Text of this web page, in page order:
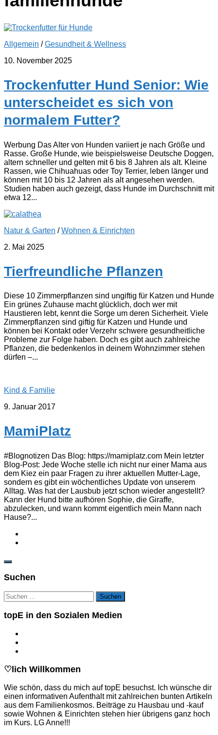
Allgemein /Gesundheit & Wellness
10. November 2025
Trockenfutter Hund Senior: Wie
unterscheidet es sich von
normalem Futter?
Werbung Das Alter von Hunden variiert je nach Größe und
Rasse. Große Hunde, wie beispielsweise Deutsche Doggen,
altern schneller und gelten mit 6 bis 8 Jahren als alt. Kleine
Rassen, wie Chihuahuas oder Toy Terrier, leben länger und
können mit 10 bis 12 Jahren als alt angesehen werden.
Studien haben auch gezeigt, dass Hunde im Durchschnitt mit
etwa 12...
Natur & Garten /Wohnen & Einrichten
2. Mai 2025
Tierfreundliche Pflanzen
Diese 10 Zimmerpflanzen sind ungiftig für Katzen und Hunde
Ein grünes Zuhause macht glücklich, doch wer mit
Haustieren lebt, kennt die Sorge um deren Sicherheit. Viele
Zimmerpflanzen sind giftig für Katzen und Hunde und
können bei Kontakt oder Verzehr schwere gesundheitliche
Probleme zur Folge haben. Doch es gibt auch zahlreiche
Pflanzen, die bedenkenlos in deinem Wohnzimmer stehen
dürfen –...
Kind & Familie
9. Januar 2017
MamiPlatz
#Blognotizen Das Blog: https://mamiplatz.com Mein letzter
Blog-Post: Jede Woche stelle ich nicht nur einer Mama aus
dem Kiez ein paar Fragen zu ihrer aktuellen Mutter-Lage,
sondern es gibt ein wöchentliches Update von unserem
Alltag. Was hat der Lausbub jetzt schon wieder angestellt?
Kann der Hund bitte aufhören Sophie, die Giraffe,
abzulecken, und wann kommt eigentlich mein Mann nach
Hause?...
Suchen
Suchen
nach:
topE in den Sozialen Medien
♡lich Willkommen
Wie schön, dass du mich auf topE besuchst. Ich wünsche dir
einen informativen Aufenthalt mit zahlreichen bunten Artikeln
aus dem Familienkosmos. Beiträge zu Hausbau und -kauf
sowie Wohnen & Einrichten stehen hier übrigens ganz hoch
im Kurs. LG Anne!!!